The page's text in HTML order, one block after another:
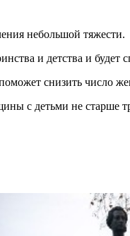
небольшой тяжести.
и детства и
снизить
с детьми не старше